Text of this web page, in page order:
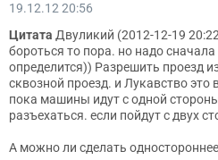
19.12.12 20:56
Цитата Двуликий (2012-12-19
бороться то пора. но надо сначала
определится)) Разрешить проезд
сквозной проезд. и Лукавство это
пока машины идут с одной
разъехаться. если пойдут с двух
А можно ли сделать